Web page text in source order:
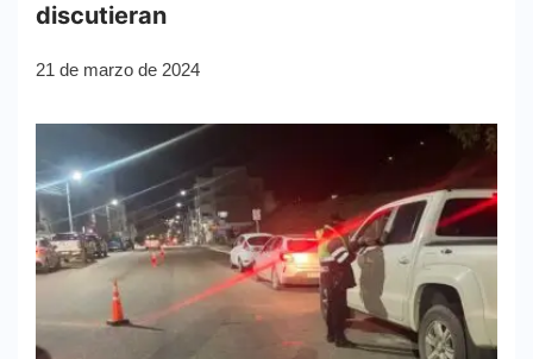
discutieran
21 de marzo de 2024